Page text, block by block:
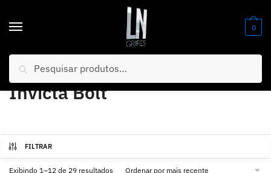
0
Início Relógios / Folheados / Linha Folheados
Invicta Bolt
FILTRAR
Exibindo 1–12 de 29 resultados